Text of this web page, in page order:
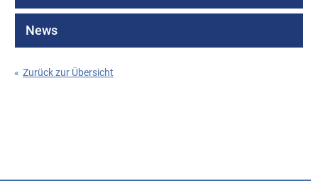
News
« Zurück zur Übersicht